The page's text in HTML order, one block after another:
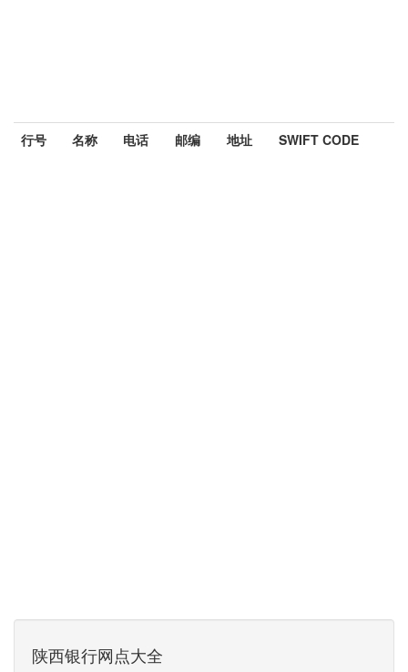
行号 名称 电话 邮编 地址 SWIFT CODE
陕西银行网点大全